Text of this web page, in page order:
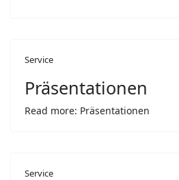
Service
Präsentationen
Read more: Präsentationen
Service